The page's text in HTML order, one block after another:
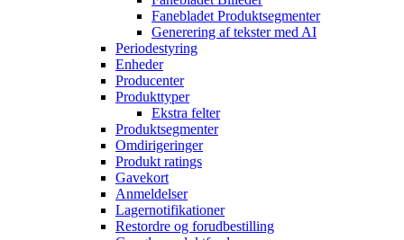
Fanebladet Produktsegmenter
Generering af tekster med AI
Periodestyring
Enheder
Producenter
Produkttyper
Ekstra felter
Produktsegmenter
Omdirigeringer
Produkt ratings
Gavekort
Anmeldelser
Lagernotifikationer
Restordre og forudbestilling